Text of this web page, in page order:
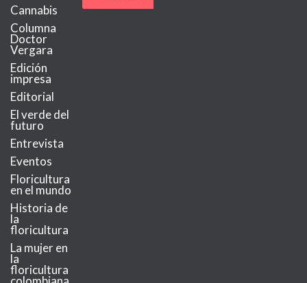
Cannabis
Columna
Doctor
Vergara
Edición
impresa
Editorial
El verde del
futuro
Entrevista
Eventos
Floricultura
en el mundo
Historia de
la
floricultura
La mujer en
la
floricultura